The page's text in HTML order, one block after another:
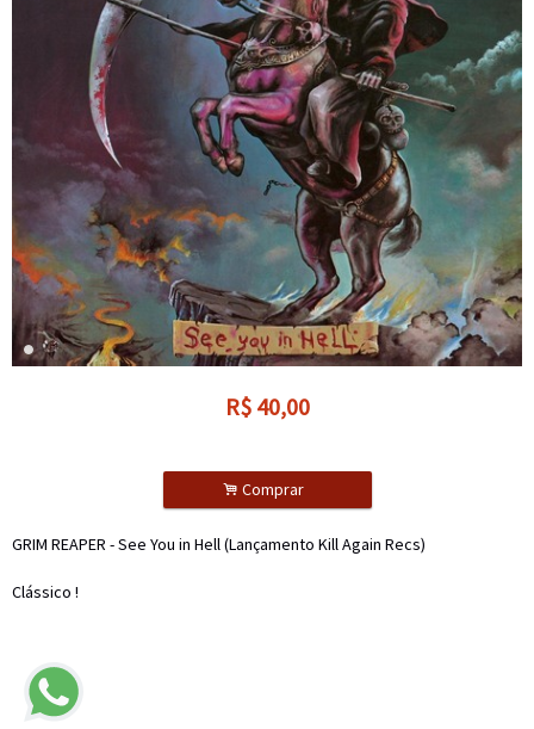
R$ 40,00
. Comprar
GRIM REAPER - See You in Hell (Lançamento Kill Again Recs)
Clássico !